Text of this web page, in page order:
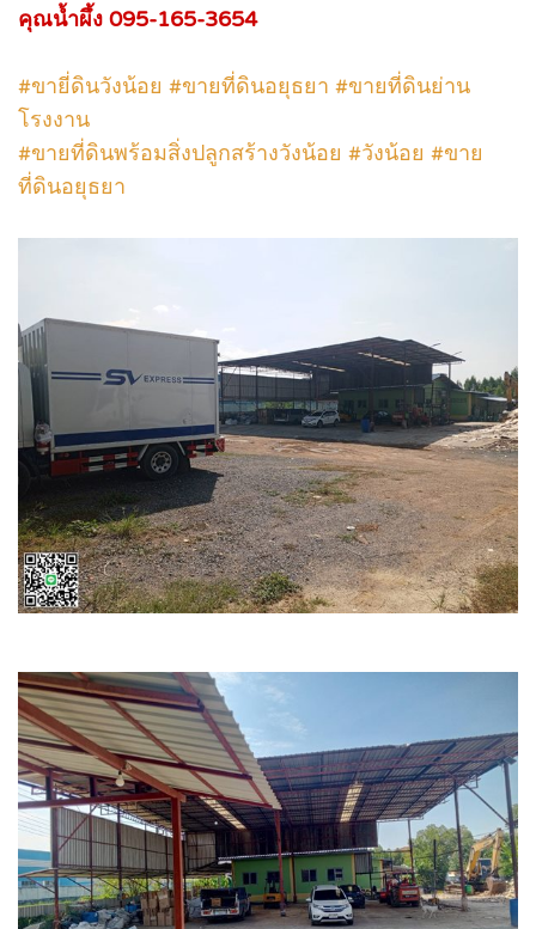
คุณน้ำผึ้ง 095-165-3654
#ขายี่ดินวังน้อย #ขายที่ดินอยุธยา #ขายที่ดินย่าน
โรงงาน
#ขายที่ดินพร้อมสิ่งปลูกสร้างวังน้อย #วังน้อย #ขาย
ที่ดินอยุธยา